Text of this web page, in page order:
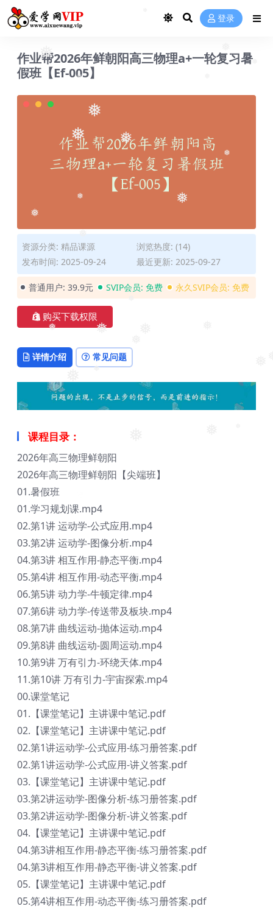
❅
❅
❅
❅
❅
❅
❅
❅
❅ ❅
登录
作业帮2026年鲜朝阳高三物理a+一轮复习暑
假班【Ef-005】
资源分类: 精品课源
浏览热度: (14)
发布时间: 2025-09-24
最近更新: 2025-09-27
普通用户: 39.9元 SVIP会员: 免费 永久SVIP会员: 免费
购买下载权限
详情介绍 常见问题
课程目录：
2026年高三物理鲜朝阳
2026年高三物理鲜朝阳【尖端班】
01.暑假班
01.学习规划课.mp4
02.第1讲 运动学-公式应用.mp4
03.第2讲 运动学-图像分析.mp4
04.第3讲 相互作用-静态平衡.mp4
05.第4讲 相互作用-动态平衡.mp4
06.第5讲 动力学-牛顿定律.mp4
07.第6讲 动力学-传送带及板块.mp4
08.第7讲 曲线运动-抛体运动.mp4
09.第8讲 曲线运动-圆周运动.mp4
10.第9讲 万有引力-环绕天体.mp4
11.第10讲 万有引力-宇宙探索.mp4
00.课堂笔记
01.【课堂笔记】主讲课中笔记.pdf
02.【课堂笔记】主讲课中笔记.pdf
02.第1讲运动学-公式应用-练习册答案.pdf
02.第1讲运动学-公式应用-讲义答案.pdf
03.【课堂笔记】主讲课中笔记.pdf
03.第2讲运动学-图像分析-练习册答案.pdf
03.第2讲运动学-图像分析-讲义答案.pdf
04.【课堂笔记】主讲课中笔记.pdf
04.第3讲相互作用-静态平衡-练习册答案.pdf
04.第3讲相互作用-静态平衡-讲义答案.pdf
05.【课堂笔记】主讲课中笔记.pdf
05.第4讲相互作用-动态平衡-练习册答案.pdf